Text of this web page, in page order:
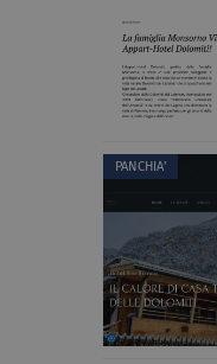
PANCHIA'